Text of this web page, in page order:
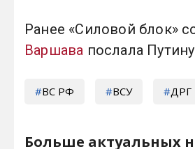
Ранее «Силовой блок»
Варшава послала
ВС РФ ВСУ ДРГ
Больше актуальных